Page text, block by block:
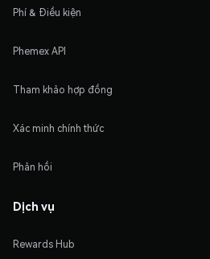
Phí & Điều kiện
Phemex API
Tham khảo hợp đồng
Xác minh chính thức
Phản hồi
Dịch vụ
Rewards Hub